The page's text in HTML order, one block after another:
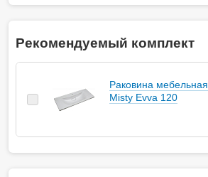
Рекомендуемый комплект
Раковина мебельная
Misty Evva 120